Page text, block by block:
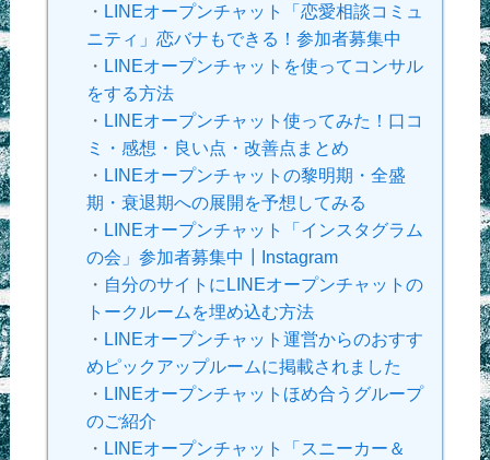
・ LINEオープンチャット「恋愛相談コミュ
ニティ」恋バナもできる！参加者募集中
・ LINEオープンチャットを使ってコンサル
をする方法
・ LINEオープンチャット使ってみた！口コ
ミ・感想・良い点・改善点まとめ
・ LINEオープンチャットの黎明期・全盛
期・衰退期への展開を予想してみる
・ LINEオープンチャット「インスタグラム
の会」参加者募集中┃Instagram
・ 自分のサイトにLINEオープンチャットの
トークルームを埋め込む方法
・ LINEオープンチャット運営からのおすす
めピックアップルームに掲載されました
・ LINEオープンチャットほめ合うグループ
のご紹介
・ LINEオープンチャット「スニーカー＆